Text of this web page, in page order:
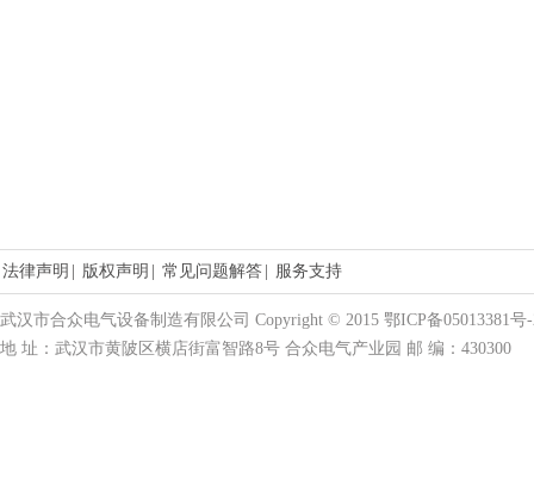
法律声明 版权声明 常见问题解答 服务支持
武汉市合众电气设备制造有限公司 Copyright © 2015 鄂ICP备05013381号
地 址：武汉市黄陂区横店街富智路8号 合众电气产业园 邮 编：430300